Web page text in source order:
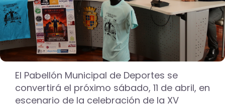
El Pabellón Municipal de Deportes se
convertirá el próximo sábado, 11 de abril, en
escenario de la celebración de la XV